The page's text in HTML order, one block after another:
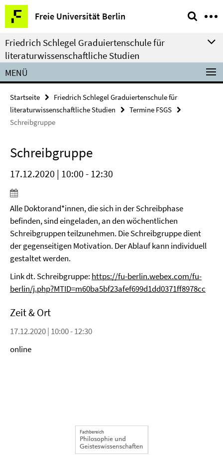
Springe
direkt
zu
Inhalt
Freie Universität Berlin
Service-
Navigation
Friedrich Schlegel Graduiertenschule für
literaturwissenschaftliche Studien
MENÜ
Startseite
Friedrich Schlegel Graduiertenschule für
literaturwissenschaftliche Studien
Termine FSGS
Schreibgruppe
Schreibgruppe
17.12.2020 | 10:00 - 12:30
Alle Doktorand*innen, die sich in der Schreibphase
befinden, sind eingeladen, an den wöchentlichen
Schreibgruppen teilzunehmen. Die Schreibgruppe dient
der gegenseitigen Motivation. Der Ablauf kann individuell
gestaltet werden.
Link dt. Schreibgruppe: https://fu-berlin.webex.com/fu-
berlin/j.php?MTID=m60ba5bf23afef699d1dd0371ff8978cc
Zeit & Ort
17.12.2020 | 10:00 - 12:30
online